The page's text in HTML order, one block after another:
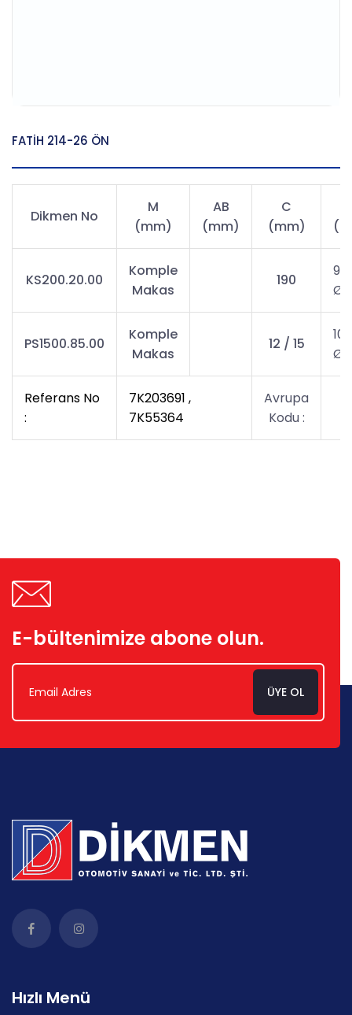
FATİH 214-26 ÖN
Dikmen No
M
(mm)
AB
(mm)
C
(mm)
KS200.20.00
Komple
Makas
190
PS1500.85.00
Komple
Makas
12 / 15
Referans No
:
7K203691 ,
7K55364
Avrupa
Kodu :
E-bültenimize abone olun.
ÜYE OL
Hızlı Menü